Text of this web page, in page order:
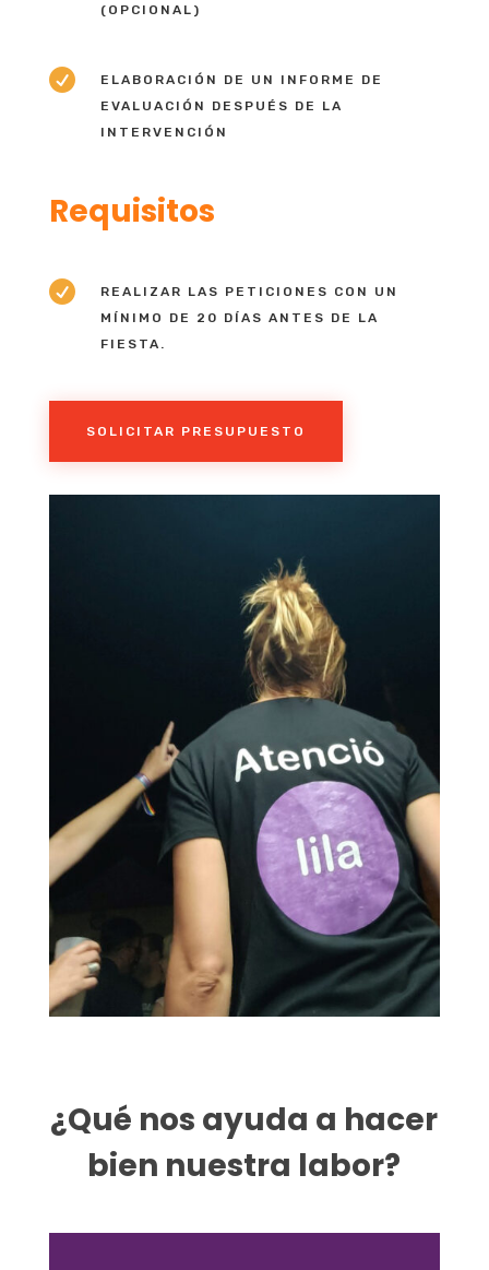
(OPCIONAL)

ELABORACIÓN DE UN INFORME DE
EVALUACIÓN DESPUÉS DE LA
INTERVENCIÓN
Requisitos

REALIZAR LAS PETICIONES CON UN
MÍNIMO DE 20 DÍAS ANTES DE LA
FIESTA.
SOLICITAR PRESUPUESTO
¿Qué nos ayuda a hacer
bien nuestra labor?